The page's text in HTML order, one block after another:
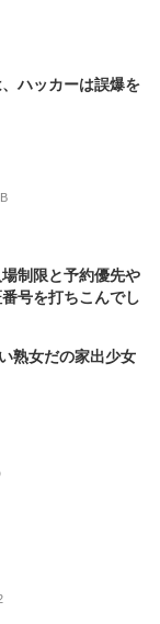
ハッカーは誤爆を
制限と予約優先や
号を打ちこんでし
熟女だの家出少女